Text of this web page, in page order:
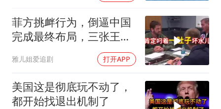
菲方挑衅行为，倒逼中国
完成最终布局，三张王牌
雅儿姐爱追剧 打开APP
美国这是彻底玩不动了，
都开始找退出机制了